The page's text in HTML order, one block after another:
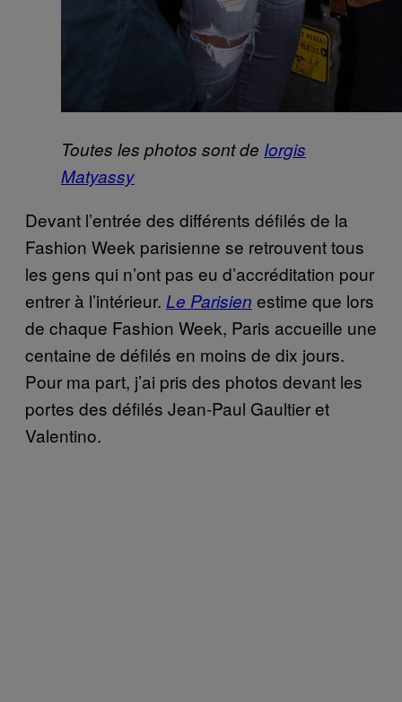
Toutes les photos sont de Iorgis
Matyassy
Devant l’entrée des différents défilés de la
Fashion Week parisienne se retrouvent tous
les gens qui n’ont pas eu d’accréditation pour
entrer à l’intérieur. Le Parisien estime que lors
de chaque Fashion Week, Paris accueille une
centaine de défilés en moins de dix jours.
Pour ma part, j’ai pris des photos devant les
portes des défilés Jean-Paul Gaultier et
Valentino.